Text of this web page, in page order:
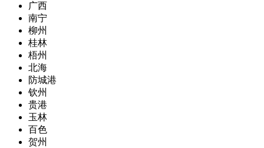
广西
南宁
柳州
桂林
梧州
北海
防城港
钦州
贵港
玉林
百色
贺州